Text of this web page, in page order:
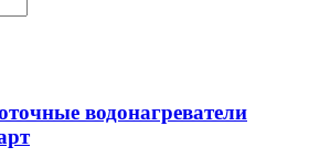
водонагреватели